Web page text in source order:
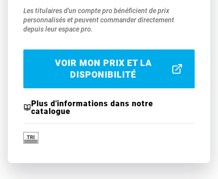
Les titulaires d'un compte pro bénéficient de prix
personnalisés et peuvent commander directement
depuis leur espace pro.
VOIR MON PRIX ET LA
DISPONIBILITÉ
Plus d'informations dans notre
catalogue